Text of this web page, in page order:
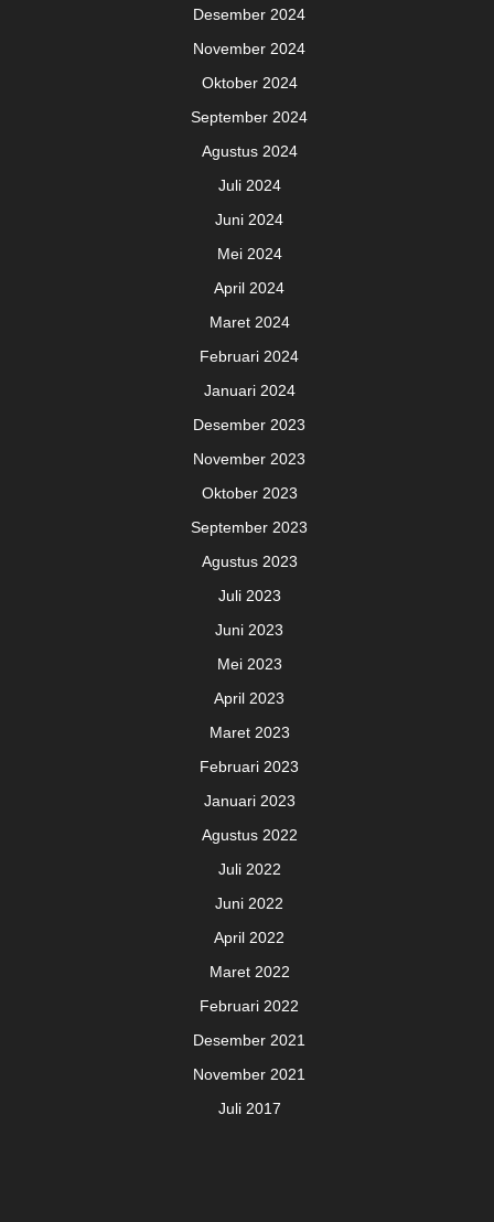
Desember 2024
November 2024
Oktober 2024
September 2024
Agustus 2024
Juli 2024
Juni 2024
Mei 2024
April 2024
Maret 2024
Februari 2024
Januari 2024
Desember 2023
November 2023
Oktober 2023
September 2023
Agustus 2023
Juli 2023
Juni 2023
Mei 2023
April 2023
Maret 2023
Februari 2023
Januari 2023
Agustus 2022
Juli 2022
Juni 2022
April 2022
Maret 2022
Februari 2022
Desember 2021
November 2021
Juli 2017